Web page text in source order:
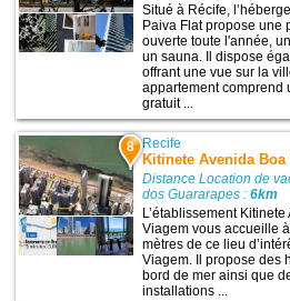
Situé à Récife,
Paiva Flat propose une
ouverte toute l'année,
un sauna. Il dispose
offrant une vue sur la
appartement comprend
gratuit ...
8 Recife
Kitinete Avenida Boa
Distance Location de
dos Guararapes :6km
L’établissement
Viagem vous accueille
mètres de ce lieu
Viagem. Il propose des
bord de mer ainsi que
installations ...